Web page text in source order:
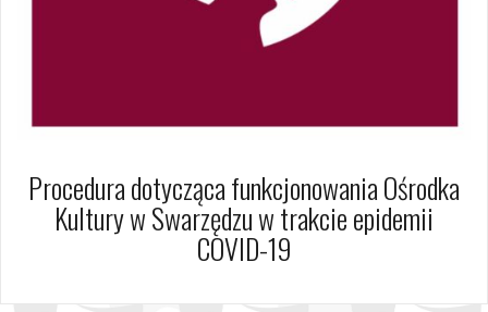
Procedura dotycząca funkcjonowania Ośrodka
Kultury w Swarzędzu w trakcie epidemii
COVID-19